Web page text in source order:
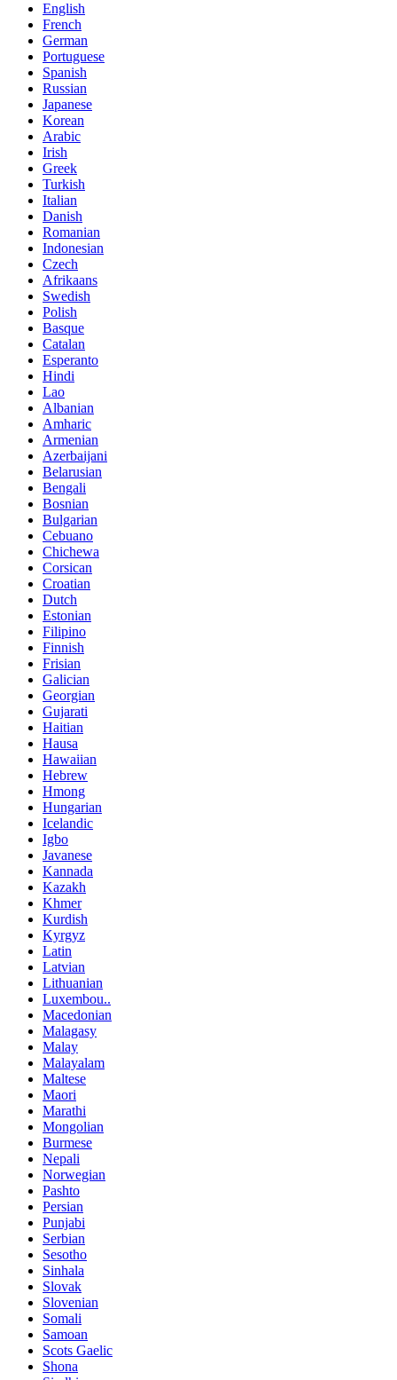
English
French
German
Portuguese
Spanish
Russian
Japanese
Korean
Arabic
Irish
Greek
Turkish
Italian
Danish
Romanian
Indonesian
Czech
Afrikaans
Swedish
Polish
Basque
Catalan
Esperanto
Hindi
Lao
Albanian
Amharic
Armenian
Azerbaijani
Belarusian
Bengali
Bosnian
Bulgarian
Cebuano
Chichewa
Corsican
Croatian
Dutch
Estonian
Filipino
Finnish
Frisian
Galician
Georgian
Gujarati
Haitian
Hausa
Hawaiian
Hebrew
Hmong
Hungarian
Icelandic
Igbo
Javanese
Kannada
Kazakh
Khmer
Kurdish
Kyrgyz
Latin
Latvian
Lithuanian
Luxembou..
Macedonian
Malagasy
Malay
Malayalam
Maltese
Maori
Marathi
Mongolian
Burmese
Nepali
Norwegian
Pashto
Persian
Punjabi
Serbian
Sesotho
Sinhala
Slovak
Slovenian
Somali
Samoan
Scots Gaelic
Shona